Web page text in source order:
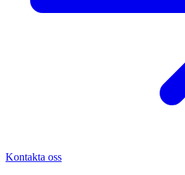
Kontakta oss